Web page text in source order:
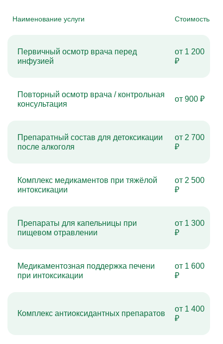
Наименование услуги Стоимость
Первичный осмотр врача перед
инфузией
от 1 200
₽
Повторный осмотр врача / контрольная
консультация
от 900 ₽
Препаратный состав для детоксикации
после алкоголя
от 2 700
₽
Комплекс медикаментов при тяжёлой
интоксикации
от 2 500
₽
Препараты для капельницы при
пищевом отравлении
от 1 300
₽
Медикаментозная поддержка печени
при интоксикации
от 1 600
₽
Комплекс антиоксидантных препаратов
от 1 400
₽